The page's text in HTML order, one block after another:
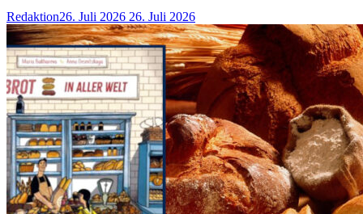
Redaktion26. Juli 2026 26. Juli 2026